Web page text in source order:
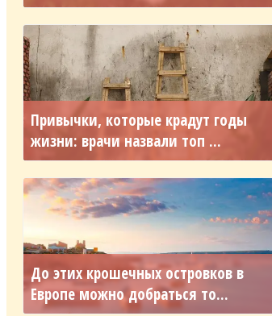
Привычки, которые крадут годы
жизни: врачи назвали топ ...
До этих крошечных островков в
Европе можно добраться то...